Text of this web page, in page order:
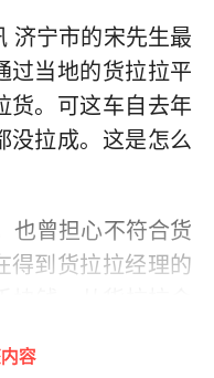
济宁市的宋先生最
过当地的货拉拉平
货。可这车自去年
没拉成。这是怎么
也曾担心不符合货
得到货拉拉经理的
限公司那里买来了
圳货拉拉科技有限
容